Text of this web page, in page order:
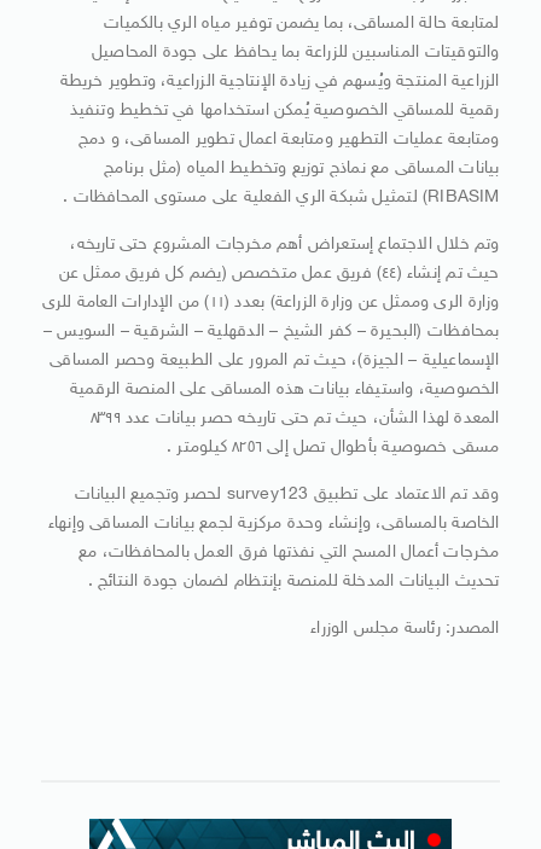
لمتابعة حالة المساقى، بما يضمن توفير مياه الري بالكميات
والتوقيتات المناسبين للزراعة بما يحافظ على جودة المحاصيل
الزراعية المنتجة ويُسهم في زيادة الإنتاجية الزراعية، وتطوير خريطة
رقمية للمساقي الخصوصية يُمكن استخدامها في تخطيط وتنفيذ
ومتابعة عمليات التطهير ومتابعة اعمال تطوير المساقى، و دمج
بيانات المساقى مع نماذج توزيع وتخطيط المياه (مثل برنامج
RIBASIM) لتمثيل شبكة الري الفعلية على مستوى المحافظات .
وتم خلال الاجتماع إستعراض أهم مخرجات المشروع حتى تاريخه،
حيث تم إنشاء (٤٤) فريق عمل متخصص (يضم كل فريق ممثل عن
وزارة الرى وممثل عن وزارة الزراعة) بعدد (١١) من الإدارات العامة للرى
بمحافظات (البحيرة – كفر الشيخ – الدقهلية – الشرقية – السويس –
الإسماعيلية – الجيزة)، حيث تم المرور على الطبيعة وحصر المساقى
الخصوصية، واستيفاء بيانات هذه المساقى على المنصة الرقمية
المعدة لهذا الشأن، حيث تم حتى تاريخه حصر بيانات عدد ٨٣٩٩
مسقى خصوصية بأطوال تصل إلى ٨٢٥٦ كيلومتر .
وقد تم الاعتماد على تطبيق survey123 لحصر وتجميع البيانات
الخاصة بالمساقى، وإنشاء وحدة مركزية لجمع بيانات المساقى وإنهاء
مخرجات أعمال المسح التي نفذتها فرق العمل بالمحافظات، مع
تحديث البيانات المدخلة للمنصة بإنتظام لضمان جودة النتائج .
المصدر: رئاسة مجلس الوزراء